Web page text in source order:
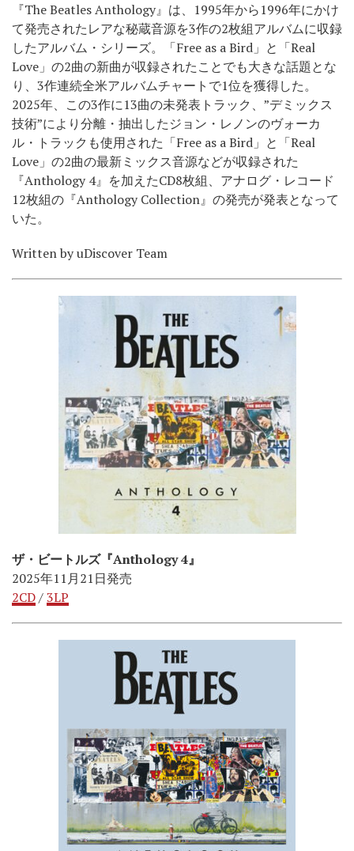
『The Beatles Anthology』は、1995年から1996年にかけ
て発売されたレアな秘蔵音源を3作の2枚組アルバムに収録
したアルバム・シリーズ。「Free as a Bird」と「Real
Love」の2曲の新曲が収録されたことでも大きな話題とな
り、3作連続全米アルバムチャートで1位を獲得した。
2025年、この3作に13曲の未発表トラック、”デミックス
技術”により分離・抽出したジョン・レノンのヴォーカ
ル・トラックも使用された「Free as a Bird」と「Real
Love」の2曲の最新ミックス音源などが収録された
『Anthology 4』を加えたCD8枚組、アナログ・レコード
12枚組の『Anthology Collection』の発売が発表となって
いた。
Written by uDiscover Team
ザ・ビートルズ『Anthology 4』
2025年11月21日発売
2CD/3LP